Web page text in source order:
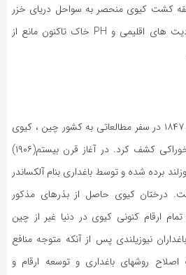
کشت کیوی منحصر به سواحل دریای خزر
بوده و در سایر مناطق محدودیت های اقلیمی و PH خاک تاکنون مانع از
روبرت فورتون انگلیسی درسال ۱۸۴۷ در سفر مطالعاتی به کشور چین ، کیوی
فروت را به عنوان یک میوه خوراکی کشف کرد. در آغاز قرن بیستم(۱۹۰۶)
برده شده و توسط باغداری بنام آلکساندر
درختان کیوی حاصل از بذرهای مذکور
و تمام ارقام کنونی کیوی در دنیا غیر از چین
نیوزیلندی پس از آنکه متوجه منافع
روشهای باغداری و توسعه ارقام و